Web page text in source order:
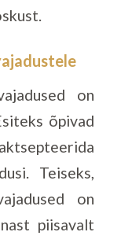
on
õpivad
Teiseks,
on
piisavalt